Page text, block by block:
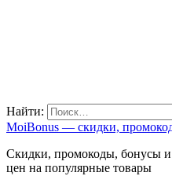
Найти:
MoiBonus — скидки,
Скидки, промокоды, бонусы
цен на популярные товары